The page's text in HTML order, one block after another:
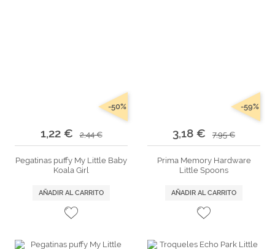
1,22 € 2,44 €
-50%
Pegatinas puffy My Little Baby
Koala Girl
AÑADIR AL CARRITO
3,18 € 7,95 €
-59%
Prima Memory Hardware
Little Spoons
AÑADIR AL CARRITO